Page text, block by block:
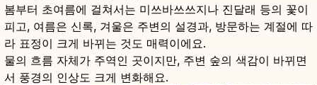
봄부터 초여름에 걸쳐서는 미쓰바쓰쓰지나 진달래 등의 꽃이
피고, 여름은 신록, 겨울은 주변의 설경과, 방문하는 계절에 따
라 표정이 크게 바뀌는 것도 매력이에요.
물의 흐름 자체가 주역인 곳이지만, 주변 숲의 색감이 바뀌면
서 풍경의 인상도 크게 변화해요.